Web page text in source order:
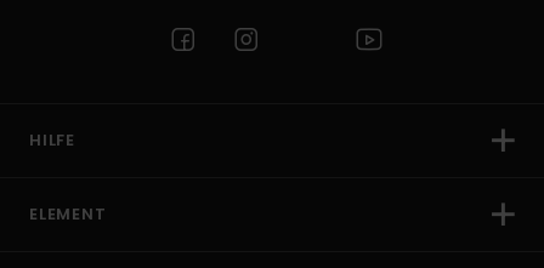
HILFE
ELEMENT